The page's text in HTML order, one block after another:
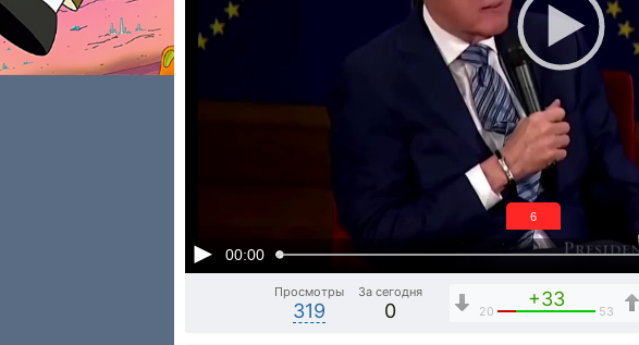
00:00
5
Просмотры
319
За сегодня
0
+33
20 53